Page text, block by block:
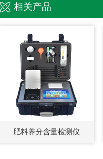
相关产品
肥料养分含量检测仪